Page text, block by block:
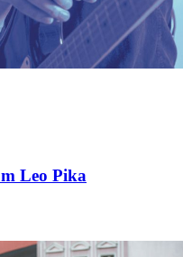
Leo Pika